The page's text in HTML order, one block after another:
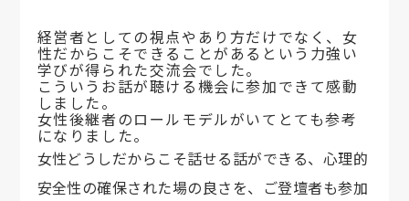
経営者としての視点やあり方だけでなく、女
性だからこそできることがあるという力強い
学びが得られた交流会でした。
こういうお話が聴ける機会に参加できて感動
しました。
女性後継者のロールモデルがいてとても参考
になりました。
女性どうしだからこそ話せる話ができる、心理的
安全性の確保された場の良さを、ご登壇者も参加